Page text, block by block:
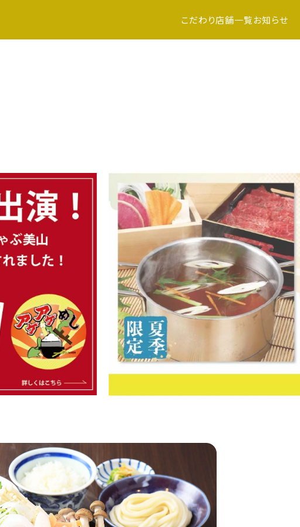
こだわり店舗一覧お知らせ